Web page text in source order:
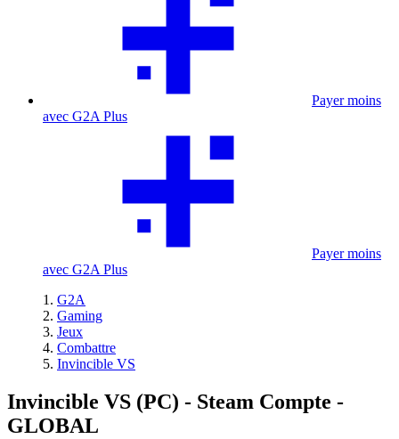
Payer moins
avec G2A Plus
Payer moins
avec G2A Plus
G2A
Gaming
Jeux
Combattre
Invincible VS
Invincible VS (PC) - Steam Compte -
GLOBAL